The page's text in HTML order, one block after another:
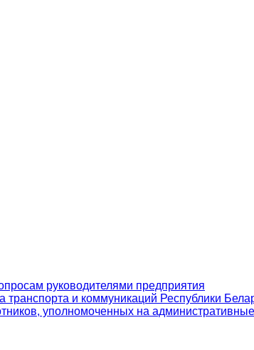
руководителями предприятия
и коммуникаций Республики
уполномоченных на